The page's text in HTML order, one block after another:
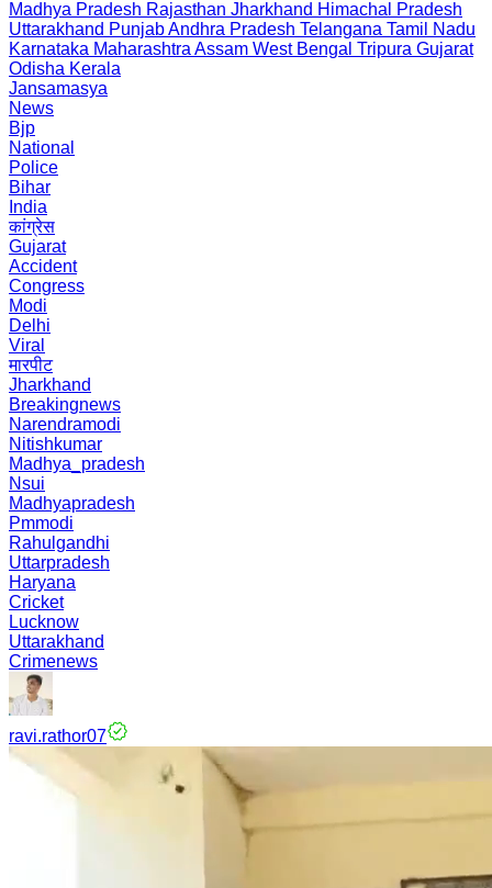
Madhya Pradesh Rajasthan Jharkhand Himachal Pradesh
Uttarakhand PunjabAndhra Pradesh Telangana Tamil Nadu
Karnataka Maharashtra Assam West Bengal Tripura Gujarat
Odisha Kerala
Jansamasya
News
Bjp
National
Police
Bihar
India
कांग्रेस
Gujarat
Accident
Congress
Modi
Delhi
Viral
मारपीट
Jharkhand
Breakingnews
Narendramodi
Nitishkumar
Madhya_pradesh
Nsui
Madhyapradesh
Pmmodi
Rahulgandhi
Uttarpradesh
Haryana
Cricket
Lucknow
Uttarakhand
Crimenews
ravi.rathor07